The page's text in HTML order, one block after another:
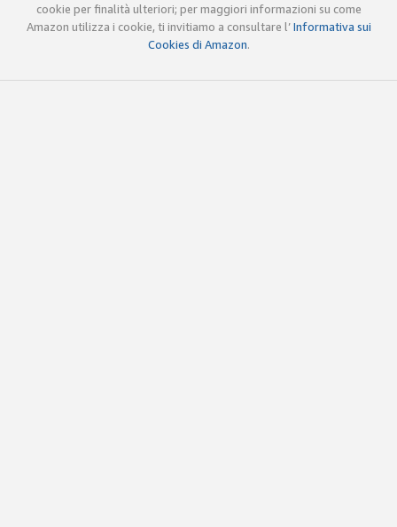
cookie per finalità ulteriori; per maggiori informazioni su come
Amazon utilizza i cookie, ti invitiamo a consultare l’Informativa sui
Cookies di Amazon.